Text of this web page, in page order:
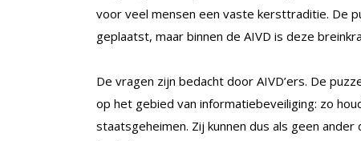
voor veel mensen een vaste kersttraditie. De
geplaatst, maar binnen de AIVD is deze
De vragen zijn bedacht door AIVD’ers. De
op het gebied van informatiebeveiliging: zo
staatsgeheimen. Zij kunnen dus als geen